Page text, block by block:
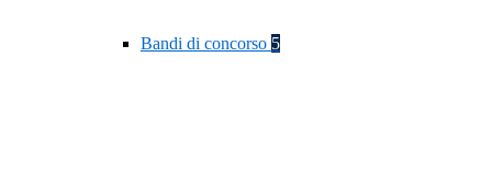
Bandi di concorso 5